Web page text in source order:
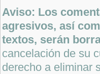
Aviso: Los
agresivos, así
textos, serán
cancelación de su
derecho a eliminar